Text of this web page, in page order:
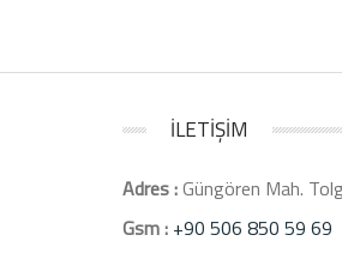
İLETİŞİM
Adres :Güngören Mah.
Gsm : +90 506 850 59 69